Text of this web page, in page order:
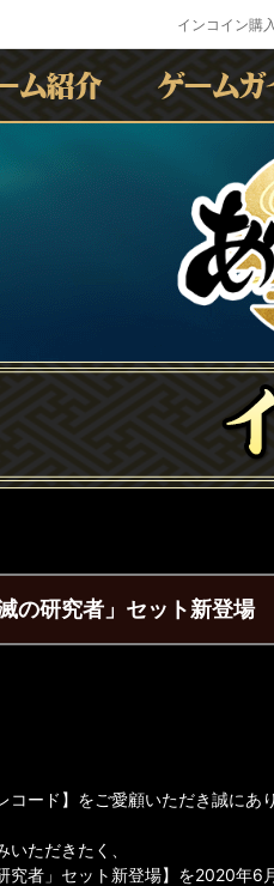
インコイン購入
の研究者」セット新登場
ード】をご愛顧いただき誠にあ
ただきたく、
究者」セット新登場】を2020年6